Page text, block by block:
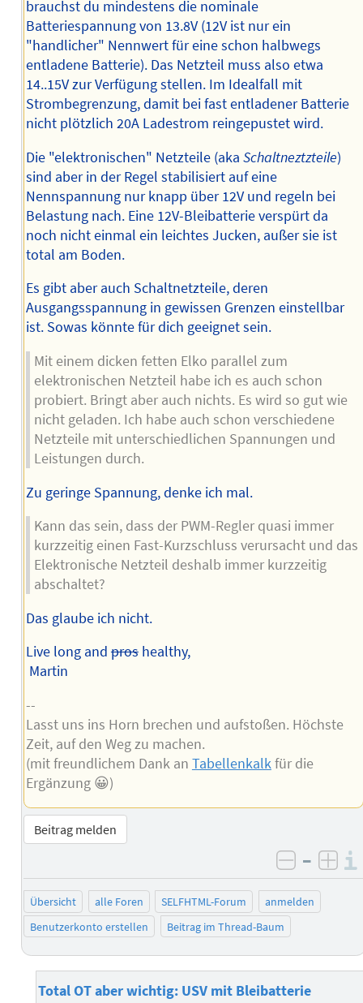
brauchst du mindestens die nominale
Batteriespannung von 13.8V (12V ist nur ein
"handlicher" Nennwert für eine schon halbwegs
entladene Batterie). Das Netzteil muss also etwa
14..15V zur Verfügung stellen. Im Idealfall mit
Strombegrenzung, damit bei fast entladener Batterie
nicht plötzlich 20A Ladestrom reingepustet wird.
Die "elektronischen" Netzteile (aka Schaltneztzteile)
sind aber in der Regel stabilisiert auf eine
Nennspannung nur knapp über 12V und regeln bei
Belastung nach. Eine 12V-Bleibatterie verspürt da
noch nicht einmal ein leichtes Jucken, außer sie ist
total am Boden.
Es gibt aber auch Schaltnetzteile, deren
Ausgangsspannung in gewissen Grenzen einstellbar
ist. Sowas könnte für dich geeignet sein.
Mit einem dicken fetten Elko parallel zum
elektronischen Netzteil habe ich es auch schon
probiert. Bringt aber auch nichts. Es wird so gut wie
nicht geladen. Ich habe auch schon verschiedene
Netzteile mit unterschiedlichen Spannungen und
Leistungen durch.
Zu geringe Spannung, denke ich mal.
Kann das sein, dass der PWM-Regler quasi immer
kurzzeitig einen Fast-Kurzschluss verursacht und das
Elektronische Netzteil deshalb immer kurzzeitig
abschaltet?
Das glaube ich nicht.
Live long andproshealthy,
Martin
--
Lasst uns ins Horn brechen und aufstoßen. Höchste
Zeit, auf den Weg zu machen.
(mit freundlichem Dank an Tabellenkalkfür die
Ergänzung 😀)
Beitrag melden
negativ
–
Übersicht alle Foren SELFHTML-Forum
anmelden
Benutzerkonto erstellen
Beitrag im Thread-Baum
Total OT aber wichtig: USV mit Bleibatterie